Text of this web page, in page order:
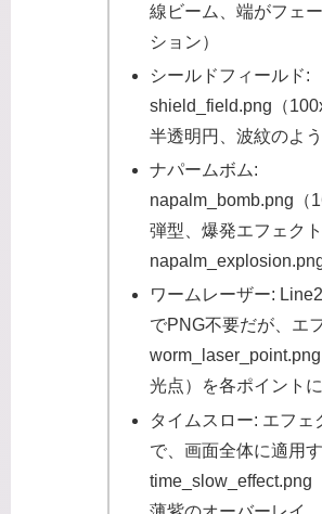
線ビーム、端がフェ
ション）
シールドフィールド:
shield_field.png（
半透明円、波紋のよ
ナパームボム:
napalm_bomb.png（
弾型、爆発エフェク
napalm_explosion.png
ワームレーザー:
でPNG不要だが、エ
光点）を各ポイントに
タイムスロー: エフェ
で、画面全体に適用
time_slow_effect.png